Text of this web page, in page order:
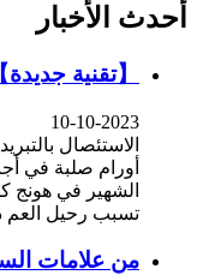
أحدث الأخبار
【تقنية
10-10-2023
الاستئصال
أورام صلبة في
الشهير في هونج
تسبب رحيل العم
من علامات